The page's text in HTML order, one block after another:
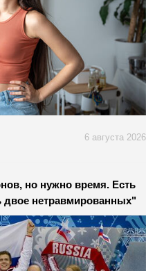
6 августа 2026
но нужно время. Есть
двое нетравмированных"